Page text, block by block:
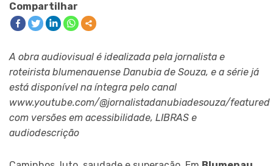
Compartilhar
A obra audiovisual é idealizada pela jornalista e
roteirista blumenauense Danubia de Souza, e a série já
está disponível na íntegra pelo canal
www.youtube.com/@jornalistadanubiadesouza/featured
com versões em acessibilidade, LIBRAS e
audiodescrição